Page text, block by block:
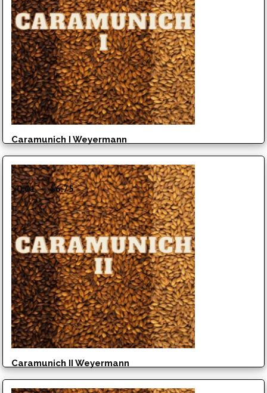
$0.01
à
$7.15
Caramunich I Weyermann
$0.01 – $6.75Plage
de
prix :
$0.01
à
$6.75
Caramunich II Weyermann